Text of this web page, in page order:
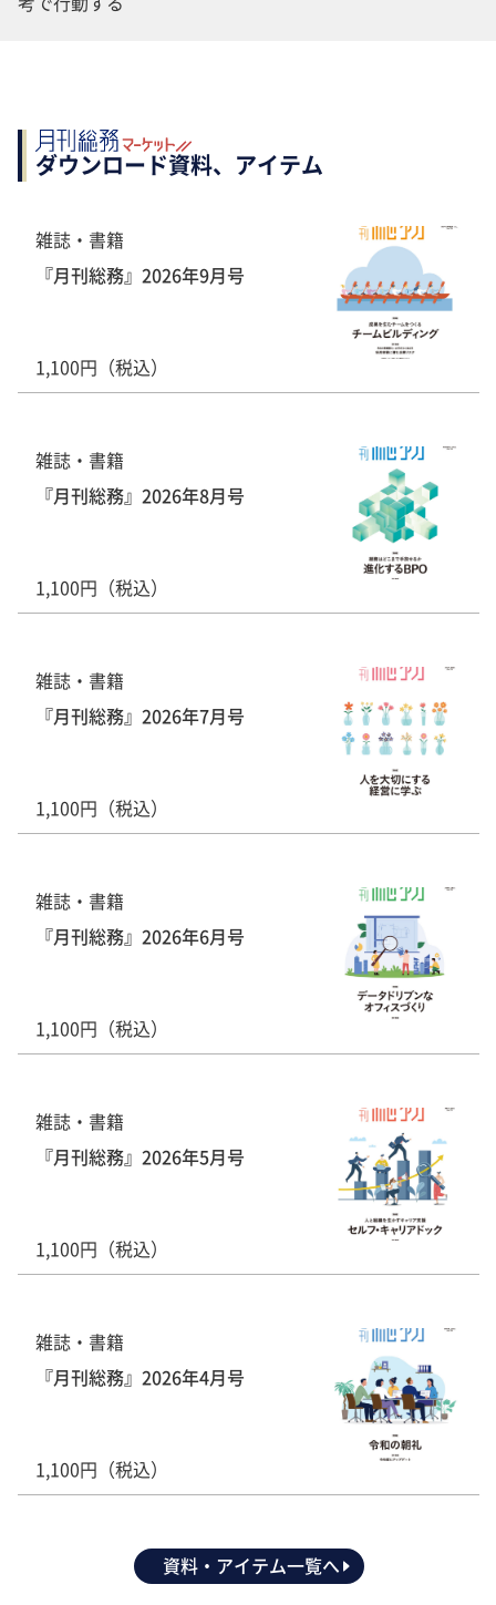
ダウンロード資料、アイテム
雑誌・書籍
『月刊総務』2026年9月号
1,100円（税込）
雑誌・書籍
『月刊総務』2026年8月号
1,100円（税込）
雑誌・書籍
『月刊総務』2026年7月号
1,100円（税込）
雑誌・書籍
『月刊総務』2026年6月号
1,100円（税込）
雑誌・書籍
『月刊総務』2026年5月号
1,100円（税込）
雑誌・書籍
『月刊総務』2026年4月号
1,100円（税込）
資料・アイテム一覧へ